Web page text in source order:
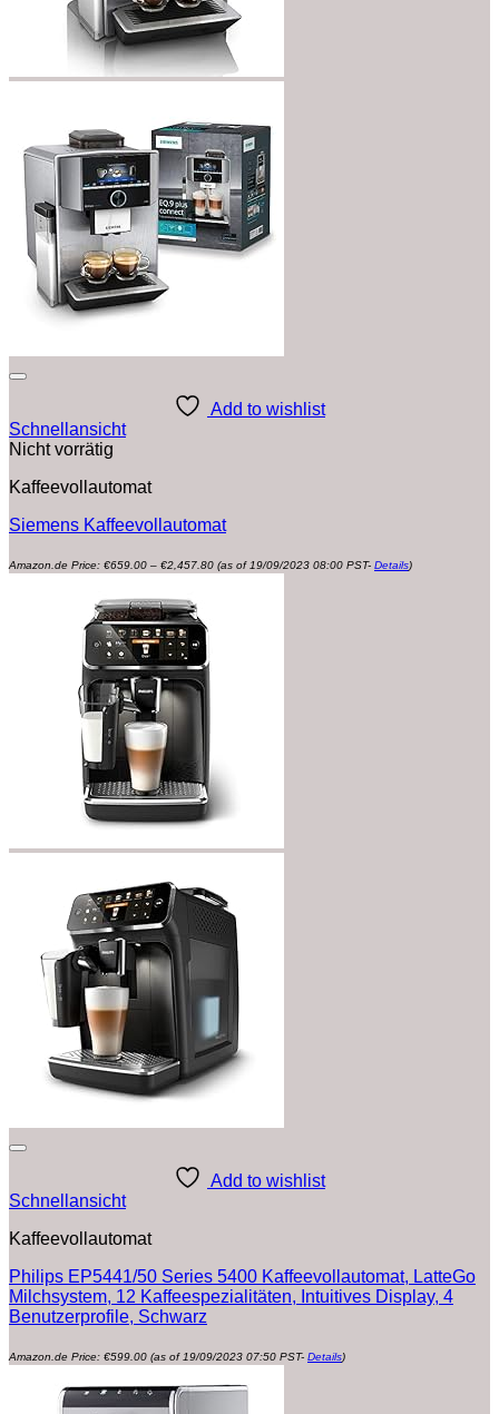
Add to wishlist
Schnellansicht
Nicht vorrätig
Kaffeevollautomat
Siemens Kaffeevollautomat
Amazon.de Price: €659.00 – €2,457.80
Preisspanne:
€659.00
(as of 19/09/2023 08:00 PST- Details)
Add to wishlist
Schnellansicht
Kaffeevollautomat
Philips EP5441/50 Series 5400 Kaffeevollautomat, LatteGo
Milchsystem, 12 Kaffeespezialitäten, Intuitives Display, 4
Benutzerprofile, Schwarz
Amazon.de Price: €599.00 (as of 19/09/2023 07:50 PST- Details)